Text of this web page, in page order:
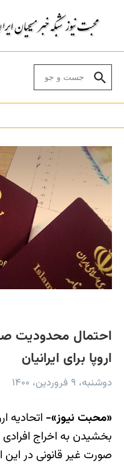
احتمال محدودیت
اروپا برای ایرانیان
دوشنبه، ۹ فروردین، ۱۴۰۰
«محبت نیوز»- اتحادیه
بخشیدن به اخراج
صورت غیر قانونی در این